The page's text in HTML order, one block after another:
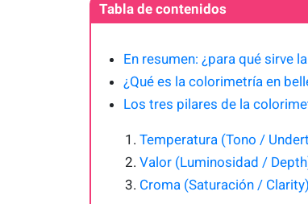
Tabla de contenidos
En resumen: ¿para qué sirve
¿Qué es la colorimetría en
Los tres pilares de la
Temperatura (Tono /
Valor (Luminosidad /
Croma (Saturación /